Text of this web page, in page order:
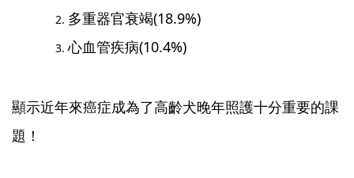
多重器官衰竭(18.9%)
心血管疾病(10.4%)
顯示近年來癌症成為了高齡犬晚年照護十分重要的課
題！